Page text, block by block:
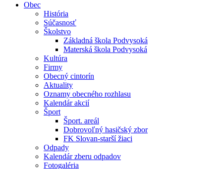
Obec
História
Súčasnosť
Školstvo
Základná škola Podvysoká
Materská škola Podvysoká
Kultúra
Firmy
Obecný cintorín
Aktuality
Oznamy obecného rozhlasu
Kalendár akcií
Šport
Šport. areál
Dobrovoľný hasičský zbor
FK Slovan-starší žiaci
Odpady
Kalendár zberu odpadov
Fotogaléria